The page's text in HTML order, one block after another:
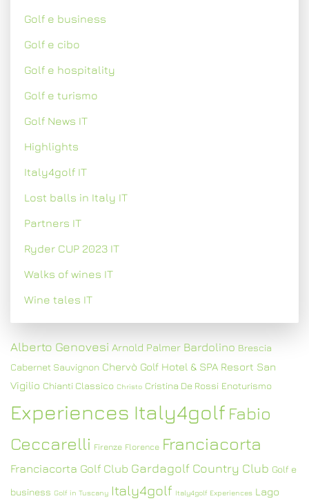
Golf e business
Golf e cibo
Golf e hospitality
Golf e turismo
Golf News IT
Highlights
Italy4golf IT
Lost balls in Italy IT
Partners IT
Ryder CUP 2023 IT
Walks of wines IT
Wine tales IT
Alberto Genovesi Arnold Palmer Bardolino Brescia
Cabernet Sauvignon Chervò Golf Hotel & SPA Resort San
Vigilio Chianti Classico Christo Cristina De Rossi Enoturismo
Experiences Italy4golf Fabio
Ceccarelli Firenze Florence Franciacorta
Franciacorta Golf Club Gardagolf Country Club Golf e
business Golf in Tuscany Italy4golf Italy4golf Experiences Lago